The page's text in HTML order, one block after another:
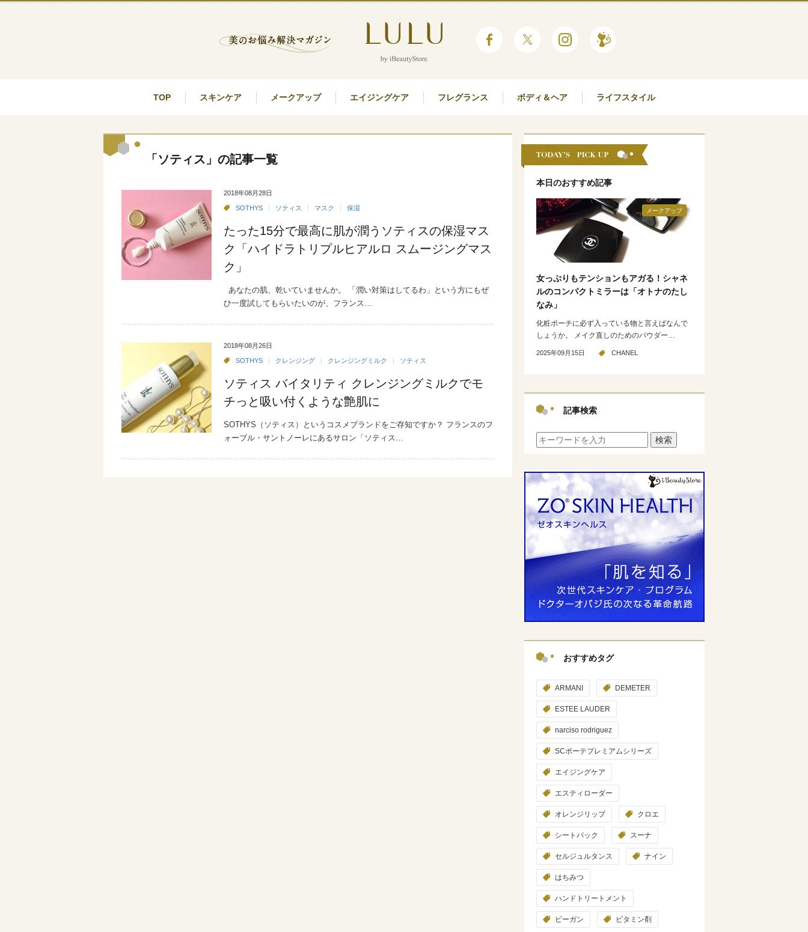
TOP スキンケア メークアップ エイジングケア フレグランス ボディ＆ヘア ライフスタイル
「ソティス」の記事一覧
2018年08月28日
SOTHYS ソティス マスク 保湿
たった15分で最高に肌が潤うソティスの保湿マス
ク「ハイドラトリプルヒアルロ スムージングマス
ク」
あなたの肌、乾いていませんか。 「潤い対策はしてるわ」という方にもぜ
ひ一度試してもらいたいのが、フランス…
2018年08月26日
SOTHYS クレンジング クレンジングミルク ソティス
ソティス バイタリティ クレンジングミルクでモ
チっと吸い付くような艶肌に
SOTHYS（ソティス）というコスメブランドをご存知ですか？ フランスのフ
ォーブル・サントノーレにあるサロン「ソティス…
本日のおすすめ記事
メークアップ
女っぷりもテンションもアガる！シャネ
ルのコンパクトミラーは「オトナのたし
なみ」
化粧ポーチに必ず入っている物と言えばなんで
しょうか。 メイク直しのためのパウダー…
2025年09月15日 CHANEL
記事検索
検索
おすすめタグ
ARMANI DEMETER
ESTEE LAUDER
narciso rodriguez
SCボーテプレミアムシリーズ
エイジングケア
エスティローダー
オレンジリップ クロエ
シートパック スーナ
セルジュルタンス ナイン
はちみつ
ハンドトリートメント
ビーガン ビタミン剤